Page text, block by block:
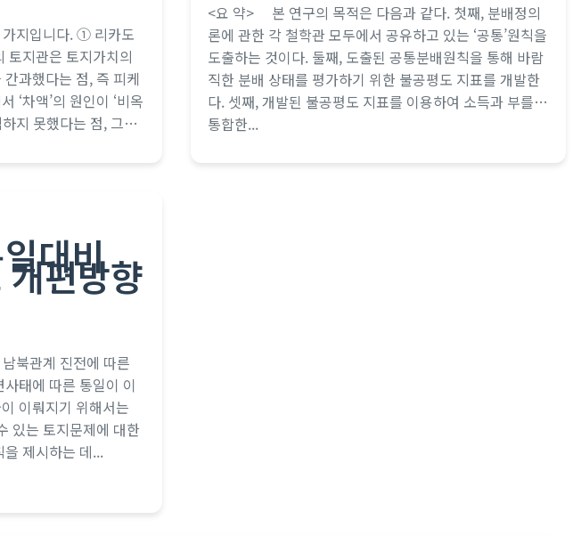
지입니다. ① 리카도
토지관은 토지가치의
과했다는 점, 즉 피케
‘차액’의 원인이 ‘비옥
하지 못했다는 점, 그리
<요 약> 본 연구의 목적은 다음과 같다. 첫째, 분배정의
론에 관한 각 철학관 모두에서 공유하고 있는 ‘공통’원칙을
도출하는 것이다. 둘째, 도출된 공통분배원칙을 통해 바람
직한 분배 상태를 평가하기 위한 불공평도 지표를 개발한
다. 셋째, 개발된 불공평도 지표를 이용하여 소득과 부를
통합한...
대비
편방향
북관계 진전에 따른
태에 따른 통일이 이
이뤄지기 위해서는
있는 토지문제에 대한
제시하는 데...